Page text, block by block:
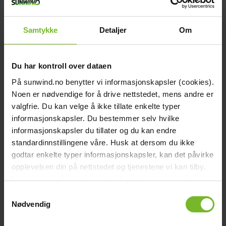
Samtykke Detaljer Om
Du har kontroll over dataen
På sunwind.no benytter vi informasjonskapsler (cookies).
Noen er nødvendige for å drive nettstedet, mens andre er
valgfrie. Du kan velge å ikke tillate enkelte typer
informasjonskapsler. Du bestemmer selv hvilke
informasjonskapsler du tillater og du kan endre
standardinnstillingene våre. Husk at dersom du ikke
godtar enkelte typer informasjonskapsler, kan det påvirke
opplevelsen din på nettstedet og tjenestene vi kan tilby.
Les mer om vårcookiepolicyher. Les mer om våre
Nødvendig
Toalett tillbehör chevron_right
Grill & Fritid
chevron_right
Kolgrill chevron_right
Grilltillbehör
Bålpanna & Utespis chevron_right
Tillbehör till bålpanna chevron_right
Terrassvärmare chevron_right
Pizzaugn chevron_right
Krispaket chevron_right
Friluftsliv chevron_right
Lacanche Lacanche
Reservdelar Reservdelar
Reservdelar - Kök & Gasol